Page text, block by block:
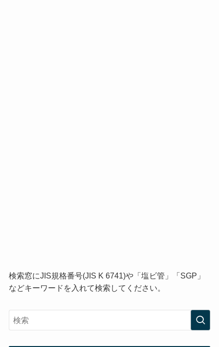
検索窓にJIS規格番号(JIS K 6741)や「塩ビ管」「SGP」
などキーワードを入れて検索してください。